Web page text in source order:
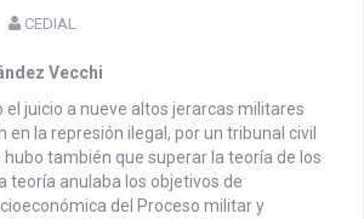
CEDIAL
Vecchi
el juicio a nueve altos jerarcas militares
en la represión ilegal, por un tribunal civil
hubo también que superar la teoría de los
teoría anulaba los objetivos de
del Proceso militar y